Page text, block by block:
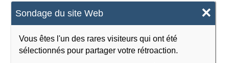
Sondage du site Web ×
Vous êtes l'un des rares visiteurs qui ont été
sélectionnés pour partager votre rétroaction.